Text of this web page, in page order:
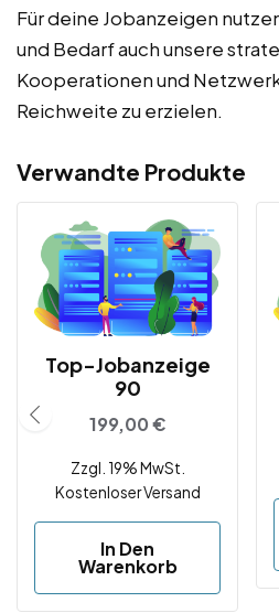
Für deine Jobanzeigen
und Bedarf auch unsere
Kooperationen und
Reichweite zu erzielen.
Verwandte Produkte
Top-Jobanzeige
90
199,00€
Zzgl. 19% MwSt.
Kostenloser Versand
In Den
Warenkorb